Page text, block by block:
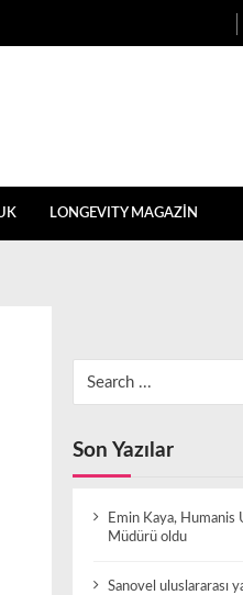
LONGEVITY MAGAZİN
for:
Son Yazılar
Emin Kaya, Humanis
Müdürü oldu
Sanovel uluslararası